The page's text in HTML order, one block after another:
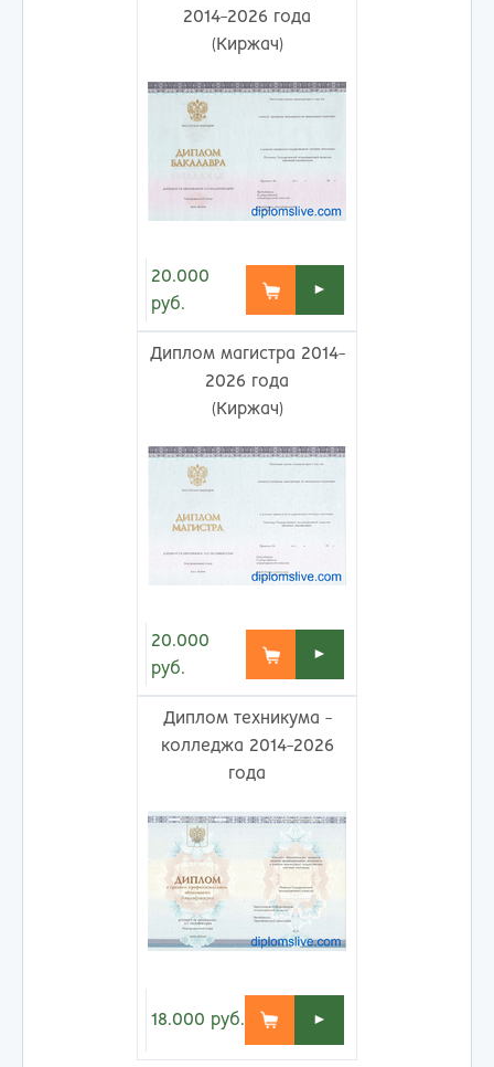
2014-2026 года
(Киржач)
20.000
руб.
►
Диплом магистра 2014-
2026 года
(Киржач)
20.000
руб.
►
Диплом техникума -
колледжа 2014-2026
года
18.000 руб. ►